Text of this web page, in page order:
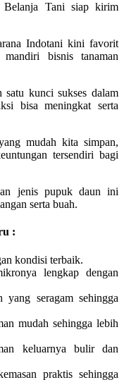
Belanja Tani siap kirim
Indotani kini favorit
bisnis tanaman
satu kunci sukses dalam
bisa meningkat serta
mudah kita simpan,
tersendiri bagi
jenis pupuk daun ini
serta buah.
:
kondisi terbaik.
lengkap dengan
yang seragam sehingga
mudah sehingga lebih
keluarnya bulir dan
praktis sehingga